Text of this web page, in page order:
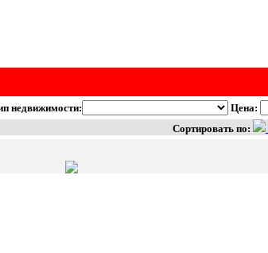
недвижимости:
Цена:
Сортировать по: